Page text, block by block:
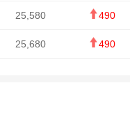
25,580 490
25,680 490